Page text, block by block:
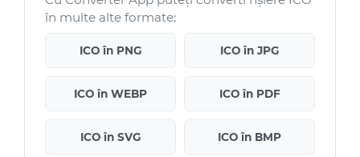
în multe alte formate:
ICO în PNG ICO în JPG
ICO în WEBP ICO în PDF
ICO în SVG ICO în BMP